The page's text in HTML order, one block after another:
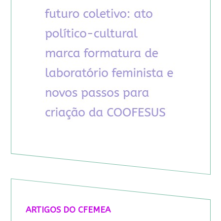
ARTIGOS DO CFEMEA